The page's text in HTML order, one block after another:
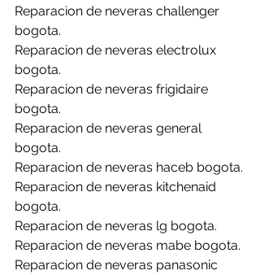
Reparacion de neveras challenger
bogota.
Reparacion de neveras electrolux
bogota.
Reparacion de neveras frigidaire
bogota.
Reparacion de neveras general
bogota.
Reparacion de neveras haceb bogota.
Reparacion de neveras kitchenaid
bogota.
Reparacion de neveras lg bogota.
Reparacion de neveras mabe bogota.
Reparacion de neveras panasonic